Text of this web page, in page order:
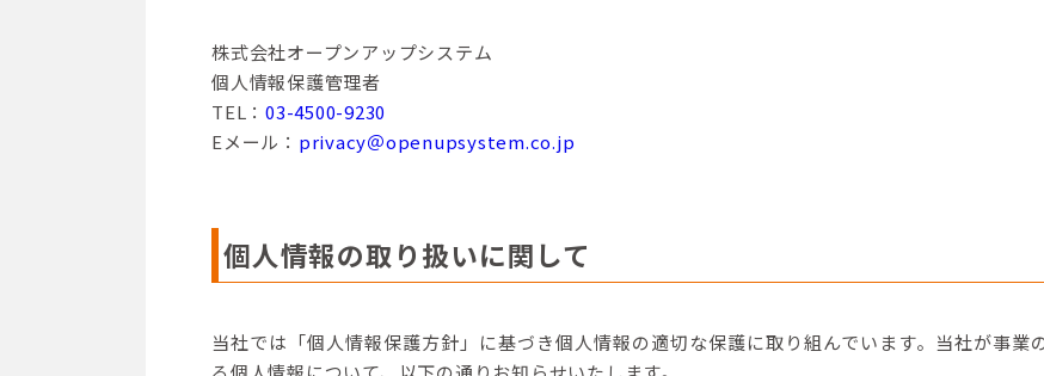
株式会社オープンアップシステム
個人情報保護管理者
TEL： 03-4500-9230
Eメール： privacy＠openupsystem.co.jp
個人情報の取り扱いに関して
当社では「個人情報保護方針」に基づき個人情報の適切な保護に取り組んでいます。当社が事